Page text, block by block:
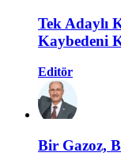
Tek Adaylı
Kaybedeni
Editör
Bir Gazoz,